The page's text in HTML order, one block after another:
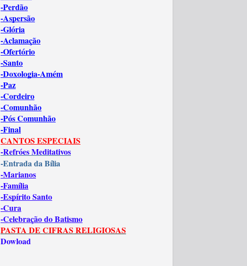
-Perdão
-Aspersão
-Glória
-Aclamação
-Ofertório
-Santo
-Doxologia-Amém
-Paz
-Cordeiro
-Comunhão
-Pós Comunhão
-Final
CANTOS ESPECIAIS
-Refróes Meditativos
-Entrada da Bília
-Marianos
-Família
-Espírito Santo
-Cura
-Celebração do Batismo
PASTA DE CIFRAS RELIGIOSAS
Dowload